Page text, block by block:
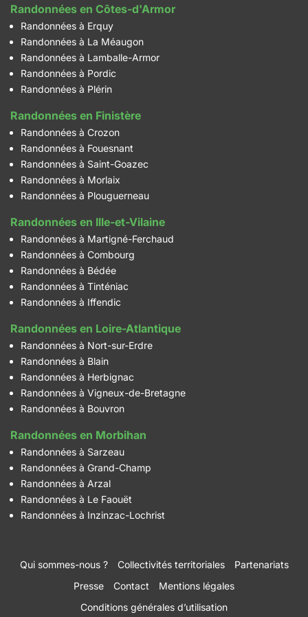
Randonnées en Côtes-d'Armor
Randonnées à Erquy
Randonnées à La Méaugon
Randonnées à Lamballe-Armor
Randonnées à Pordic
Randonnées à Plérin
Randonnées en Finistère
Randonnées à Crozon
Randonnées à Fouesnant
Randonnées à Saint-Goazec
Randonnées à Morlaix
Randonnées à Plouguerneau
Randonnées en Ille-et-Vilaine
Randonnées à Martigné-Ferchaud
Randonnées à Combourg
Randonnées à Bédée
Randonnées à Tinténiac
Randonnées à Iffendic
Randonnées en Loire-Atlantique
Randonnées à Nort-sur-Erdre
Randonnées à Blain
Randonnées à Herbignac
Randonnées à Vigneux-de-Bretagne
Randonnées à Bouvron
Randonnées en Morbihan
Randonnées à Sarzeau
Randonnées à Grand-Champ
Randonnées à Arzal
Randonnées à Le Faouët
Randonnées à Inzinzac-Lochrist
Qui sommes-nous ? Collectivités territoriales
Partenariats
Presse
Contact
Mentions légales
Conditions générales d’utilisation